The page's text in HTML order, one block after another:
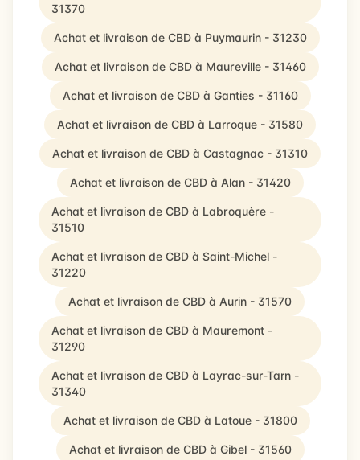
31370
Achat et livraison de CBD à Puymaurin - 31230
Achat et livraison de CBD à Maureville - 31460
Achat et livraison de CBD à Ganties - 31160
Achat et livraison de CBD à Larroque - 31580
Achat et livraison de CBD à Castagnac - 31310
Achat et livraison de CBD à Alan - 31420
Achat et livraison de CBD à Labroquère -
31510
Achat et livraison de CBD à Saint-Michel -
31220
Achat et livraison de CBD à Aurin - 31570
Achat et livraison de CBD à Mauremont -
31290
Achat et livraison de CBD à Layrac-sur-Tarn -
31340
Achat et livraison de CBD à Latoue - 31800
Achat et livraison de CBD à Gibel - 31560